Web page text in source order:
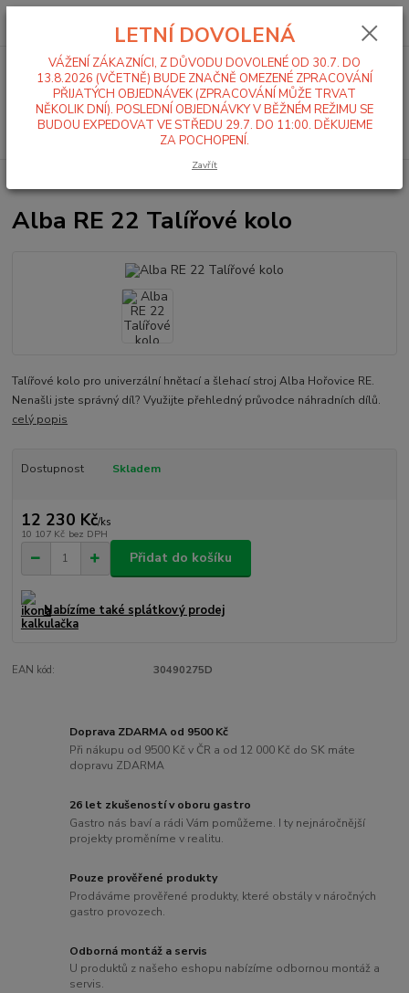
Menu
Hledat
0,00 Kč
Alba RE 22 Talířové kolo
Talířové kolo pro univerzální hnětací a šlehací stroj Alba Hořovice RE.
Nenašli jste správný díl? Využijte přehledný průvodce náhradních dílů.
celý popis
Dostupnost Skladem
12 230 Kč/ks
10 107 Kč bez DPH
Přidat do košíku
Nabízíme také splátkový prodej
EAN kód: 30490275D
Doprava ZDARMA od 9500 Kč
Při nákupu od 9500 Kč v ČR a od 12 000 Kč do SK máte
dopravu ZDARMA
26 let zkušeností v oboru gastro
Gastro nás baví a rádi Vám pomůžeme. I ty nejnáročnější
projekty proměníme v realitu.
Pouze prověřené produkty
Prodáváme prověřené produkty, které obstály v náročných
gastro provozech.
Odborná montáž a servis
U produktů z našeho eshopu nabízíme odbornou montáž a
servis.
LETNÍ DOVOLENÁ
VÁŽENÍ ZÁKAZNÍCI, Z DŮVODU DOVOLENÉ OD 30.7. DO
13.8.2026 (VČETNĚ) BUDE ZNAČNĚ OMEZENÉ ZPRACOVÁNÍ
PŘIJATÝCH OBJEDNÁVEK (ZPRACOVÁNÍ MŮŽE TRVAT
NĚKOLIK DNÍ). POSLEDNÍ OBJEDNÁVKY V BĚŽNÉM REŽIMU SE
BUDOU EXPEDOVAT VE STŘEDU 29.7. DO 11:00. DĚKUJEME
ZA POCHOPENÍ.
Zavřít